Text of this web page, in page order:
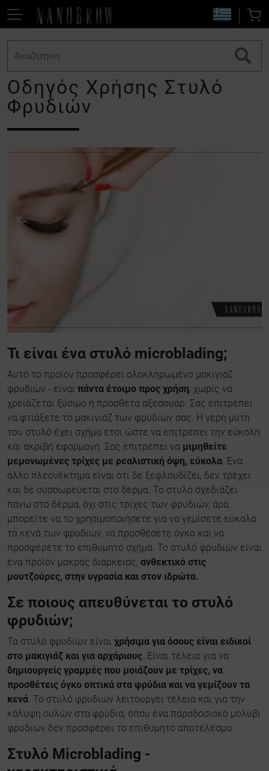
Οδηγός Χρήσης Στυλό
Φρυδιών
Τι είναι ένα στυλό microblading;
Αυτό το προϊόν προσφέρει ολοκληρωμένο μακιγιάζ
φρυδιών - είναι πάντα έτοιμο προς χρήση, χωρίς να
χρειάζεται ξύσιμο ή πρόσθετα αξεσουάρ. Σας επιτρέπει
να φτιάξετε το μακιγιάζ των φρυδιών σας. Η γερή μύτη
του στυλό έχει σχήμα έτσι ώστε να επιτρέπει την εύκολη
και ακριβή εφαρμογή. Σας επιτρέπει να μιμηθείτε
μεμονωμένες τρίχες με ρεαλιστική όψη, εύκολα. Ένα
άλλο πλεονέκτημα είναι ότι δε ξεφλουδίζει, δεν τρέχει
και δε συσσωρεύεται στο δέρμα. Το στυλό σχεδιάζει
πάνω στο δέρμα, όχι στις τρίχες των φρυδιών, άρα
μπορείτε να το χρησιμοποιήσετε για να γεμίσετε εύκολα
τα κενά των φρυδιών, να προσθέσετε όγκο και να
προσφέρετε το επιθυμητό σχήμα. Το στυλό φρυδιών είναι
ένα προϊόν μακράς διάρκειας, ανθεκτικό στις
μουτζούρες, στην υγρασία και στον ιδρώτα.
Σε ποιους απευθύνεται το στυλό
φρυδιών;
Τα στυλό φρυδιών είναι χρήσιμα για όσους είναι ειδικοί
στο μακιγιάζ και για αρχάριους. Είναι τέλειο για να
δημιουργείς γραμμές που μοιάζουν με τρίχες, να
προσθέτεις όγκο οπτικά στα φρύδια και να γεμίζουν τα
κενά. Το στυλό φρυδιών λειτουργεί τέλεια και για την
κάλυψη ουλών στα φρύδια, όπου ένα παραδοσιακό μολύβι
φρυδιών δεν προσφέρει το επιθυμητό αποτέλεσμα.
Στυλό Microblading -